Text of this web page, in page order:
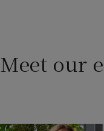
Meet our